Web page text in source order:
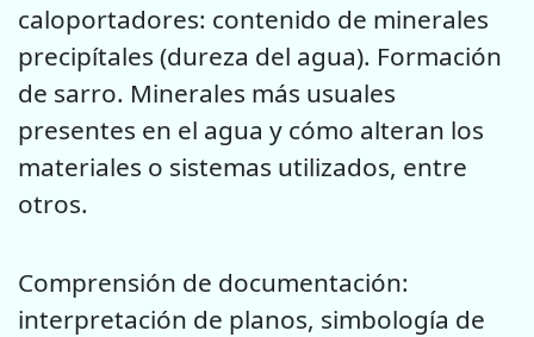
caloportadores: contenido de minerales
precipítales (dureza del agua). Formación
de sarro. Minerales más usuales
presentes en el agua y cómo alteran los
materiales o sistemas utilizados, entre
otros.
Comprensión de documentación:
interpretación de planos, simbología de